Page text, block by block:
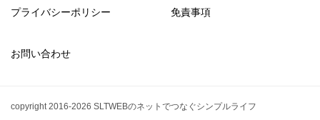
プライバシーポリシー 免責事項
お問い合わせ
copyright 2016-2026 SLTWEBのネットでつなぐシンプルライフ